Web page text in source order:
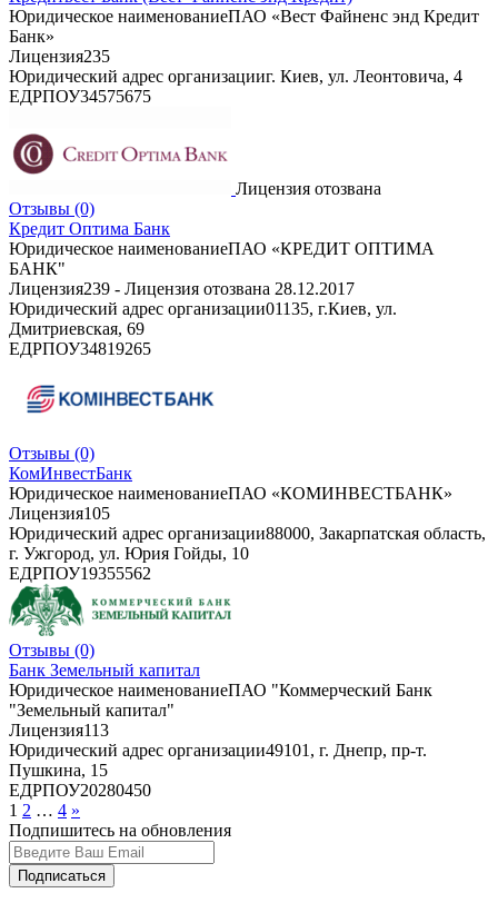
Юридическое наименованиеПАО «Вест Файненс энд Кредит
Банк»
Лицензия235
Юридический адрес организацииг. Киев, ул. Леонтовича, 4
ЕДРПОУ34575675
Лицензия отозвана
Отзывы (0)
Кредит Оптима Банк
Юридическое наименованиеПАО «КРЕДИТ ОПТИМА
БАНК"
Лицензия239 - Лицензия отозвана 28.12.2017
Юридический адрес организации01135, г.Киев, ул.
Дмитриевская, 69
ЕДРПОУ34819265
Отзывы (0)
КомИнвестБанк
Юридическое наименованиеПАО «КОМИНВЕСТБАНК»
Лицензия105
Юридический адрес организации88000, Закарпатская область,
г. Ужгород, ул. Юрия Гойды, 10
ЕДРПОУ19355562
Отзывы (0)
Банк Земельный капитал
Юридическое наименованиеПАО "Коммерческий Банк
"Земельный капитал"
Лицензия113
Юридический адрес организации49101, г. Днепр, пр-т.
Пушкина, 15
ЕДРПОУ20280450
1 2 … 4 »
Подпишитесь на обновления
Подписаться